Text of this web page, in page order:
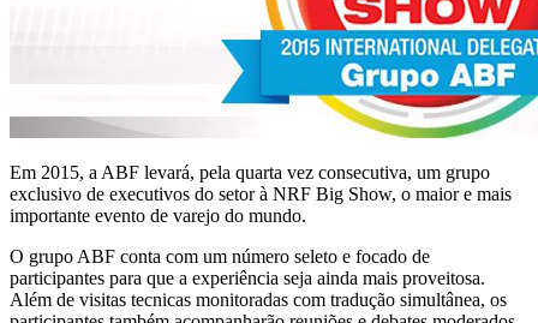
Em 2015, a ABF levará, pela quarta vez consecutiva, um grupo
exclusivo de executivos do setor à NRF Big Show, o maior e mais
importante evento de varejo do mundo.
O grupo ABF conta com um número seleto e focado de
participantes para que a experiência seja ainda mais proveitosa.
Além de visitas tecnicas monitoradas com tradução simultânea, os